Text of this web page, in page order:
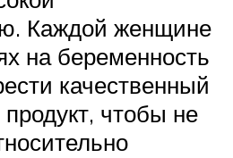
Каждой женщине
на беременность
качественный
чтобы не